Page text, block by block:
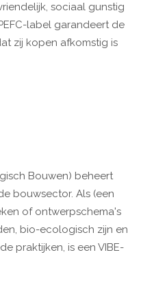
sociaal gunstig
label garandeert de
zij kopen afkomstig is
Bouwen) beheert
bouwsector. Als (een
of ontwerpschema's
bio-ecologisch zijn en
praktijken, is een VIBE-